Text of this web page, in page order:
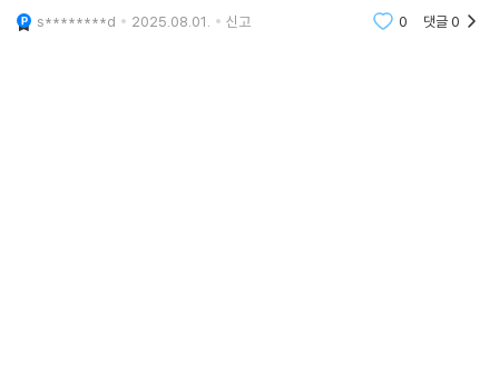
앎의 문제를 배제하면서, 가르쳐야 할 입장에 있는 사람들이 배움과 가르
칠 책임을 벗
s********d 2025.08.01. 신고 0 댓글0